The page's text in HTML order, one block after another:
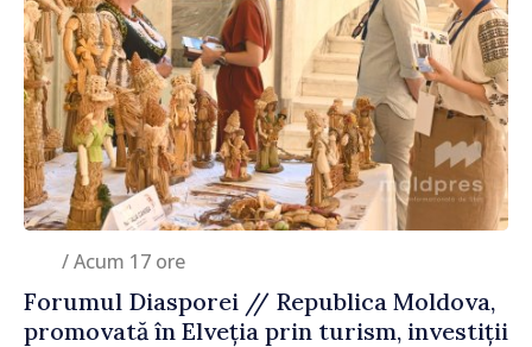
/ Acum 17 ore
Forumul Diasporei // Republica Moldova,
promovată în Elveția prin turism, investiții